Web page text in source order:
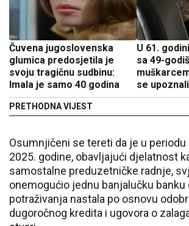
Čuvena jugoslovenska
glumica predosjetila je
svoju tragičnu sudbinu:
Imala je samo 40 godina
PRETHODNA VIJEST
U 61.
sa 49-
se upoznali
Osumnjičeni se tereti da je u periodu
2025. godine, obavljajući djelatnost
samostalne preduzetničke radnje,
onemogućio jednu banjalučku banku
potraživanja nastala po osnovu
dugoročnog kredita i ugovora o